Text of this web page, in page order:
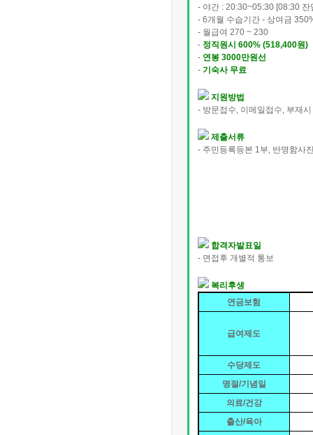
- 야간 : 20:30~05:30 [08:30 잔
- 6개월 수습기간 - 상여금
- 월급여 270 ~ 230
- 정직원시 600% (518,400원)
- 연봉 3000만원선
- 기숙사 무료
지원방법
- 방문접수, 이메일접수, 부재
제출서류
- 주민등록등본 1부, 반명함사
합격자발표일
- 면접후 개별적 통보
복리후생
연금보험
급여제도
수당제도
명절/기념일
의료/건강
출산/육아